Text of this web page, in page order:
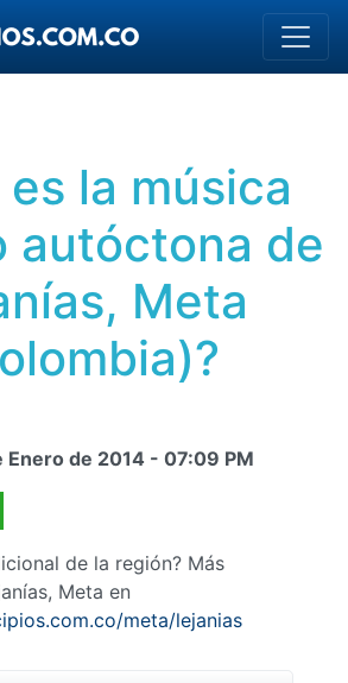
es la música
autóctona de
Meta
Enero de 2014 - 07:09 PM
de la región? Más
Meta en
meta/lejanias